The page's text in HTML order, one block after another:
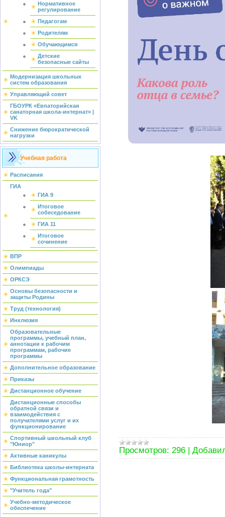
Нормативное
регулирование
Педагогам
Родителям
Обучающимся
Детские
безопасные сайты
Модернизация школьных
систем образования
Управляющий совет
ГБОУРК «Евпаторийская
санаторная школа-интернат» |
VK
Снижение бюрократической
нагрузки
Учебная работа
Расписания
ГИА
ГИА 9
Итоговое
собеседование
ГИА 11
Итоговое
сочинение
ВПР
Олимпиады
ОРКСЭ
Основы безопасности и
защиты Родины
Труд (технология)
Инклюзия
Образовательные
программы, учебный план,
аннотации к рабочим
программам, рабочие
программы
Дополнительное образование
Приказы
Дистанционное обучение
Дистанционные способы
обратной связи и
взаимодействия с
получателями услуг и их
функционирование
Спортивный школьный клуб
"Юниор"
Активные каникулы
Библиотека школы-интерната
Функциональная грамотность
"Учитель года"
Учебно-методическое
обеспечение
Просмотров: 296 |